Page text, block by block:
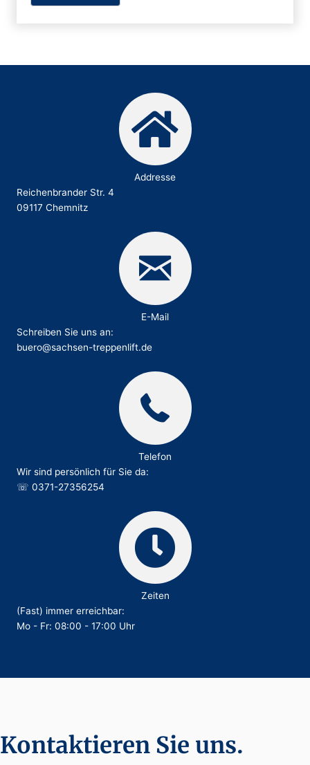
Addresse
Reichenbrander Str. 4
09117 Chemnitz
E-Mail
Schreiben Sie uns an:
buero@sachsen-treppenlift.de
Telefon
Wir sind persönlich für Sie da:
☏ 0371-27356254
Zeiten
(Fast) immer erreichbar:
Mo - Fr: 08:00 - 17:00 Uhr
Kontaktieren Sie uns.